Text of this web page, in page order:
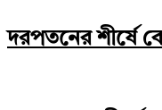
দরপতনের শীর্ষে